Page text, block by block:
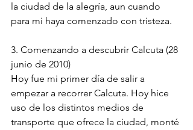
la ciudad de la alegría, aun cuando
para mi haya comenzado con tristeza.
3. Comenzando a descubrir Calcuta (28
junio de 2010)
Hoy fue mi primer día de salir a
empezar a recorrer Calcuta. Hoy hice
uso de los distintos medios de
transporte que ofrece la ciudad, monté